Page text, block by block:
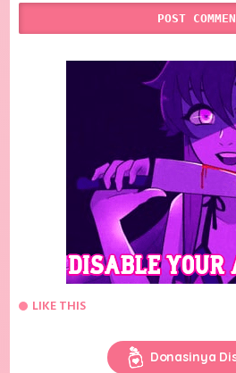
LIKE THIS
Donasinya